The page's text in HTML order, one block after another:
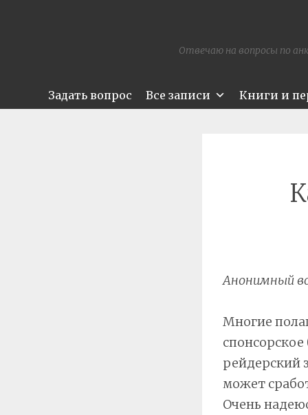
Отвечаю на вопросы по
Задать вопрос Все записи Книги и
Анонимный
Многие
рейдерский
может
Очень